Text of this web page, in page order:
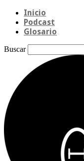
Inicio
Podcast
Glosario
Buscar